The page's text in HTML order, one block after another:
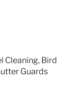
Cleaning, Bird
Guards